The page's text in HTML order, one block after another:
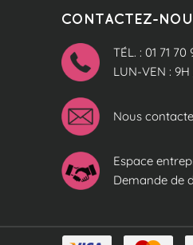
CONTACTEZ-
TÉL. : 01 71 70
LUN-VEN : 9H
Nous
Espace
Demande de